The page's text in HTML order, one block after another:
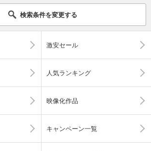
検索条件を変更する
激安セール
人気ランキング
映像化作品
キャンペーン一覧